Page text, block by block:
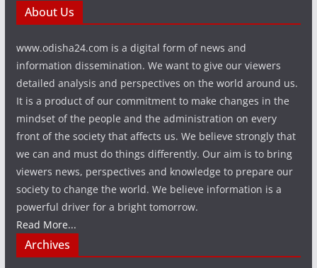
About Us
www.odisha24.com is a digital form of news and
information dissemination. We want to give our viewers
detailed analysis and perspectives on the world around us.
It is a product of our commitment to make changes in the
mindset of the people and the administration on every
front of the society that affects us. We believe strongly that
we can and must do things differently. Our aim is to bring
viewers news, perspectives and knowledge to prepare our
society to change the world. We believe information is a
powerful driver for a bright tomorrow.
Read More...
Archives